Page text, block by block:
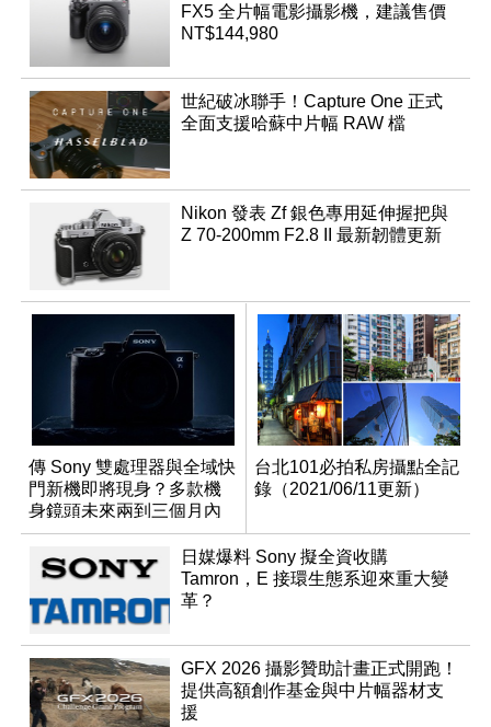
FX5 全片幅電影攝影機，建議售價
NT$144,980
世紀破冰聯手！Capture One 正式
全面支援哈蘇中片幅 RAW 檔
Nikon 發表 Zf 銀色專用延伸握把與
Z 70-200mm F2.8 II 最新韌體更新
傳 Sony 雙處理器與全域快
門新機即將現身？多款機
身鏡頭未來兩到三個月內
有望登場
台北101必拍私房攝點全記
錄（2021/06/11更新）
日媒爆料 Sony 擬全資收購
Tamron，E 接環生態系迎來重大變
革？
GFX 2026 攝影贊助計畫正式開跑！
提供高額創作基金與中片幅器材支
援